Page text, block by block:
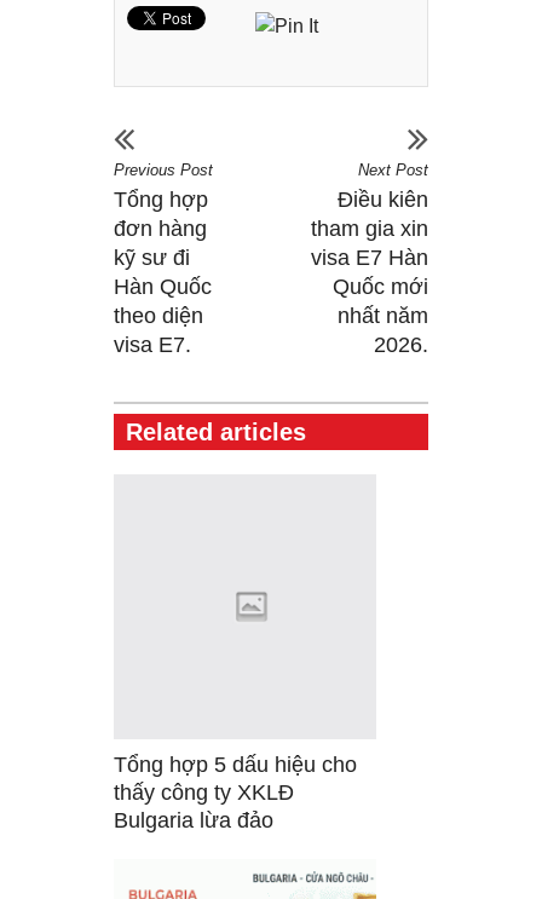
Previous Post
Tổng hợp
đơn hàng
kỹ sư đi
Hàn Quốc
theo diện
visa E7.
Next Post
Điều kiên
tham gia xin
visa E7 Hàn
Quốc mới
nhất năm
2026.
Related articles
Tổng hợp 5 dấu hiệu cho
thấy công ty XKLĐ
Bulgaria lừa đảo